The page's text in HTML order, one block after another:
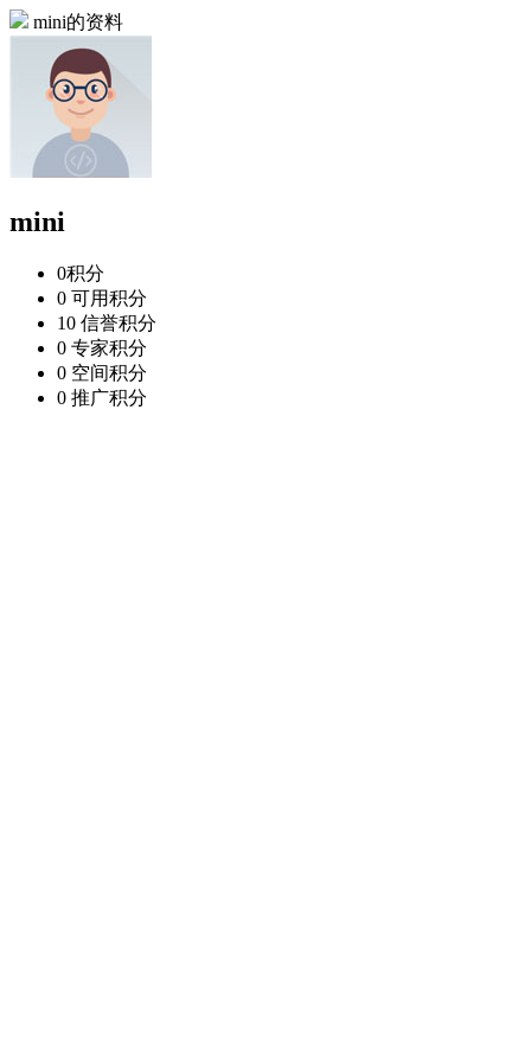
mini的资料
mini
0积分
0 可用积分
10 信誉积分
0 专家积分
0 空间积分
0 推广积分